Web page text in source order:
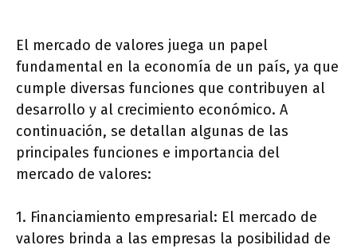
El mercado de valores juega un papel
fundamental en la economía de un país, ya que
cumple diversas funciones que contribuyen al
desarrollo y al crecimiento económico. A
continuación, se detallan algunas de las
principales funciones e importancia del
mercado de valores:
1. Financiamiento empresarial: El mercado de
valores brinda a las empresas la posibilidad de